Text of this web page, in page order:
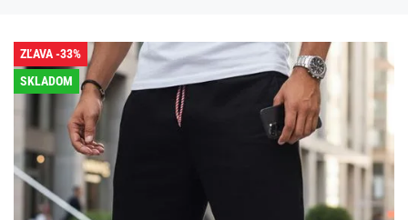
ZĽAVA -33%
SKLADOM